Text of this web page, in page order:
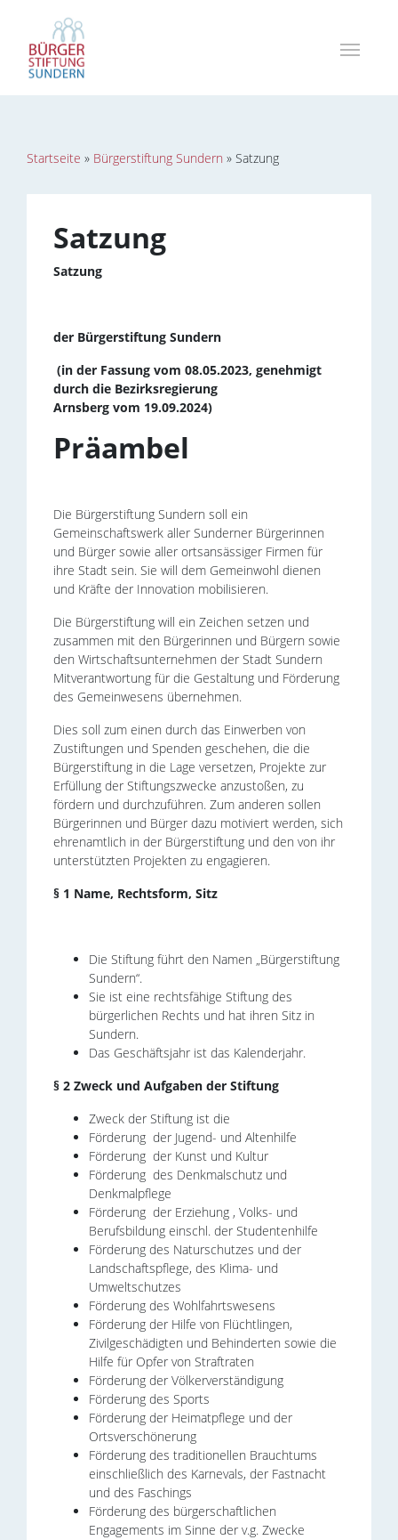
Startseite » Bürgerstiftung Sundern » Satzung
Satzung
Satzung
der Bürgerstiftung Sundern
(in der Fassung vom 08.05.2023, genehmigt
durch die Bezirksregierung
Arnsberg vom 19.09.2024)
Präambel
Die Bürgerstiftung Sundern soll ein
Gemeinschaftswerk aller Sunderner Bürgerinnen
und Bürger sowie aller ortsansässiger Firmen für
ihre Stadt sein. Sie will dem Gemeinwohl dienen
und Kräfte der Innovation mobilisieren.
Die Bürgerstiftung will ein Zeichen setzen und
zusammen mit den Bürgerinnen und Bürgern sowie
den Wirtschaftsunternehmen der Stadt Sundern
Mitverantwortung für die Gestaltung und Förderung
des Gemeinwesens übernehmen.
Dies soll zum einen durch das Einwerben von
Zustiftungen und Spenden geschehen, die die
Bürgerstiftung in die Lage versetzen, Projekte zur
Erfüllung der Stiftungszwecke anzustoßen, zu
fördern und durchzuführen. Zum anderen sollen
Bürgerinnen und Bürger dazu motiviert werden, sich
ehrenamtlich in der Bürgerstiftung und den von ihr
unterstützten Projekten zu engagieren.
§ 1 Name, Rechtsform, Sitz
Die Stiftung führt den Namen „Bürgerstiftung
Sundern“.
Sie ist eine rechtsfähige Stiftung des
bürgerlichen Rechts und hat ihren Sitz in
Sundern.
Das Geschäftsjahr ist das Kalenderjahr.
§ 2 Zweck und Aufgaben der Stiftung
Zweck der Stiftung ist die
Förderung der Jugend- und Altenhilfe
Förderung der Kunst und Kultur
Förderung des Denkmalschutz und
Denkmalpflege
Förderung der Erziehung , Volks- und
Berufsbildung einschl. der Studentenhilfe
Förderung des Naturschutzes und der
Landschaftspflege, des Klima- und
Umweltschutzes
Förderung des Wohlfahrtswesens
Förderung der Hilfe von Flüchtlingen,
Zivilgeschädigten und Behinderten sowie die
Hilfe für Opfer von Straftraten
Förderung der Völkerverständigung
Förderung des Sports
Förderung der Heimatpflege und der
Ortsverschönerung
Förderung des traditionellen Brauchtums
einschließlich des Karnevals, der Fastnacht
und des Faschings
Förderung des bürgerschaftlichen
Engagements im Sinne der v.g. Zwecke